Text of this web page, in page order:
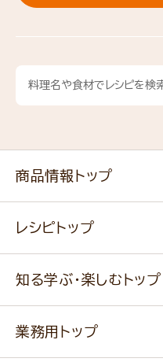
商品情報トップ
健康食品・他
新商品・リニューアル商品
通販サイト一覧
レシピトップ
作り方動画
知る学ぶ・楽しむトップ
業務用トップ